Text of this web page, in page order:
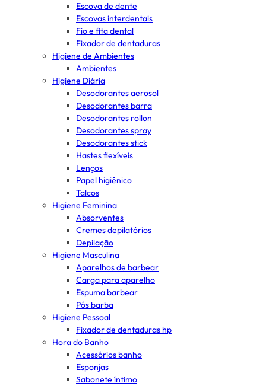
Escova de dente
Escovas interdentais
Fio e fita dental
Fixador de dentaduras
Higiene de Ambientes
Ambientes
Higiene Diária
Desodorantes aerosol
Desodorantes barra
Desodorantes rollon
Desodorantes spray
Desodorantes stick
Hastes flexíveis
Lenços
Papel higiênico
Talcos
Higiene Feminina
Absorventes
Cremes depilatórios
Depilação
Higiene Masculina
Aparelhos de barbear
Carga para aparelho
Espuma barbear
Pós barba
Higiene Pessoal
Fixador de dentaduras hp
Hora do Banho
Acessórios banho
Esponjas
Sabonete íntimo